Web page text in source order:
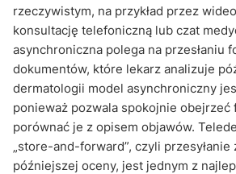
rzeczywistym, na przykład przez
konsultację telefoniczną lub czat
asynchroniczna polega na przesłaniu
dokumentów, które lekarz analizuje
dermatologii model asynchroniczny
ponieważ pozwala spokojnie obejrzeć
porównać je z opisem objawów.
„store-and-forward”, czyli
późniejszej oceny, jest jednym z